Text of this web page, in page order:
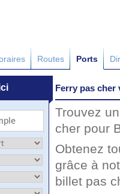
Routes Ports
Ferry pas cher
Trouvez
cher pour
Obtenez
grâce à
billet pas